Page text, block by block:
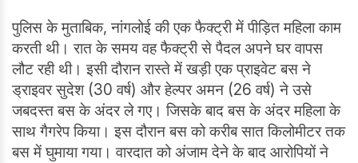
पुलिस के मुताबिक, नांगलोई की एक फैक्ट्री में पीड़ित महिला काम
करती थी। रात के समय वह फैक्ट्री से पैदल अपने घर वापस
लौट रही थी। इसी दौरान रास्ते में खड़ी एक प्राइवेट बस ने
ड्राइवर सुदेश (30 वर्ष) और हेल्पर अमन (26 वर्ष) ने उसे
जबदस्त बस के अंदर ले गए। जिसके बाद बस के अंदर महिला के
साथ गैगरेप किया। इस दौरान बस को करीब सात किलोमीटर तक
बस में घुमाया गया। वारदात को अंजाम देने के बाद आरोपियों ने